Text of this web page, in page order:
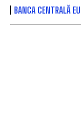
BANCA CENTRALĂ